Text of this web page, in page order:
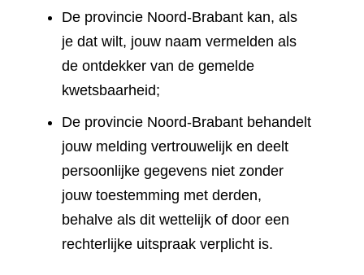
De provincie Noord-Brabant kan, als
je dat wilt, jouw naam vermelden als
de ontdekker van de gemelde
kwetsbaarheid;
De provincie Noord-Brabant behandelt
jouw melding vertrouwelijk en deelt
persoonlijke gegevens niet zonder
jouw toestemming met derden,
behalve als dit wettelijk of door een
rechterlijke uitspraak verplicht is.